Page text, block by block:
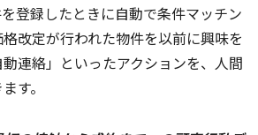
登録したときに自動で条件マッチン
改定が行われた物件を以前に興味を
連絡」といったアクションを、人間
す。